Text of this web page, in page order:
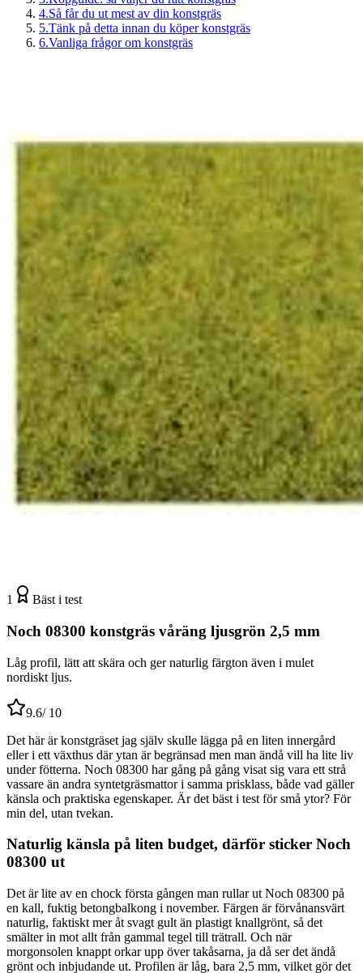
4.Så får du ut mest av din konstgräs
5.Tänk på detta innan du köper konstgräs
6.Vanliga frågor om konstgräs
1 Bäst i test
Noch 08300 konstgräs våräng ljusgrön 2,5 mm
Låg profil, lätt att skära och ger naturlig färgton även i mulet
nordiskt ljus.
9.6/ 10
Det här är konstgräset jag själv skulle lägga på en liten innergård
eller i ett växthus där ytan är begränsad men man ändå vill ha lite liv
under fötterna. Noch 08300 har gång på gång visat sig vara ett strå
vassare än andra syntetgräsmattor i samma prisklass, både vad gäller
känsla och praktiska egenskaper. Är det bäst i test för små ytor? För
min del, utan tvekan.
Naturlig känsla på liten budget, därför sticker Noch
08300 ut
Det är lite av en chock första gången man rullar ut Noch 08300 på
en kall, fuktig betongbalkong i november. Färgen är förvånansvärt
naturlig, faktiskt mer åt svagt gult än plastigt knallgrönt, så det
smälter in mot allt från gammal tegel till trätrall. Och när
morgonsolen knappt orkar upp över takåsarna, ja då ser det ändå
grönt och inbjudande ut. Profilen är låg, bara 2,5 mm, vilket gör det